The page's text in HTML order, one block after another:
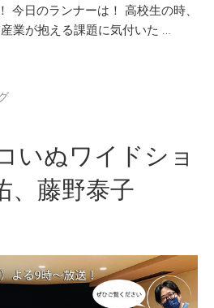
今日のランナーは！ 高校生の時、
業が抱える課題に気付いた …
いぬワイドショ
、藤野泰子